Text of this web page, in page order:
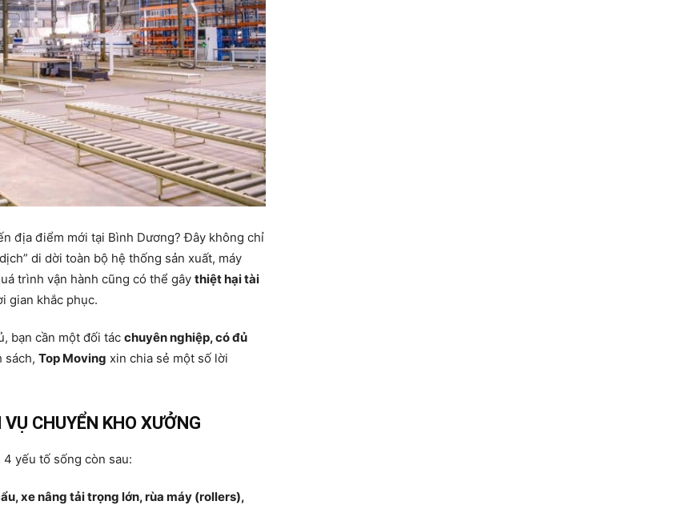
địa điểm mới tại Bình Dương? Đây không chỉ
di dời toàn bộ hệ thống sản xuất, máy
trình vận hành cũng có thể gây thiệt hại tài
gian khắc phục.
bạn cần một đối tác chuyên nghiệp, có đủ
sách, Top Moving xin chia sẻ một số lời
CHUYỂN KHO XƯỞNG
yếu tố sống còn sau:
xe nâng tải trọng lớn, rùa máy (rollers),